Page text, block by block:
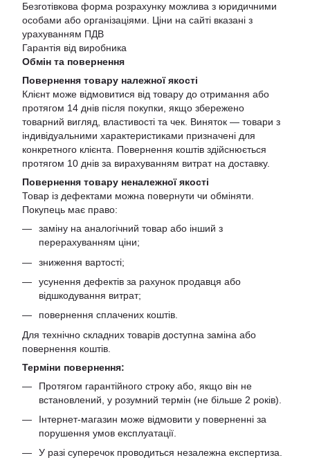
Безготівкова форма розрахунку можлива з юридичними
особами або організаціями. Ціни на сайті вказані з
урахуванням ПДВ
Гарантія від виробника
Обмін та повернення
Повернення товару належної якості
Клієнт може відмовитися від товару до отримання або
протягом 14 днів після покупки, якщо збережено
товарний вигляд, властивості та чек. Виняток — товари з
індивідуальними характеристиками призначені для
конкретного клієнта. Повернення коштів здійснюється
протягом 10 днів за вирахуванням витрат на доставку.
Повернення товару неналежної якості
Товар із дефектами можна повернути чи обміняти.
Покупець має право:
заміну на аналогічний товар або інший з
перерахуванням ціни;
зниження вартості;
усунення дефектів за рахунок продавця або
відшкодування витрат;
повернення сплачених коштів.
Для технічно складних товарів доступна заміна або
повернення коштів.
Терміни повернення:
Протягом гарантійного строку або, якщо він не
встановлений, у розумний термін (не більше 2 років).
Інтернет-магазин може відмовити у поверненні за
порушення умов експлуатації.
У разі суперечок проводиться незалежна експертиза.